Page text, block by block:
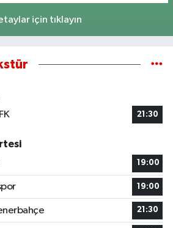
için tıklayın
21:30
19:00
19:00
21:30